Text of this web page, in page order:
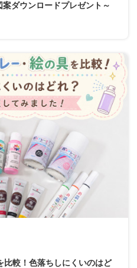
案ダウンロードプレゼント～
比較！色落ちしにくいのはど